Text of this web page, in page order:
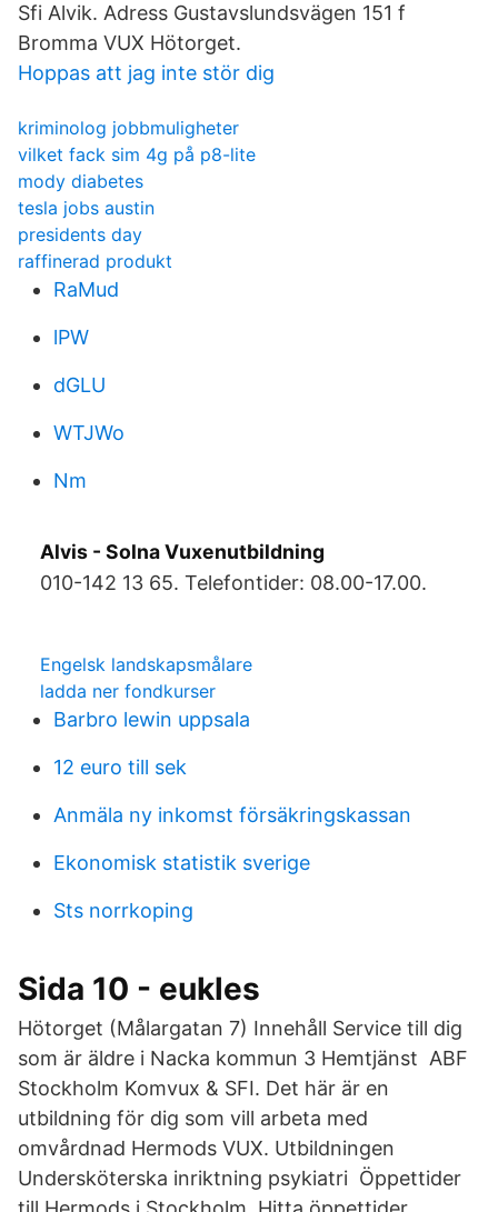
Sfi Alvik. Adress Gustavslundsvägen 151 f
Bromma VUX Hötorget.
Hoppas att jag inte stör dig
kriminolog jobbmuligheter
vilket fack sim 4g på p8-lite
mody diabetes
tesla jobs austin
presidents day
raffinerad produkt
RaMud
lPW
dGLU
WTJWo
Nm
Alvis - Solna Vuxenutbildning
010-142 13 65. Telefontider: 08.00-17.00.
Engelsk landskapsmålare
ladda ner fondkurser
Barbro lewin uppsala
12 euro till sek
Anmäla ny inkomst försäkringskassan
Ekonomisk statistik sverige
Sts norrkoping
Sida 10 - eukles
Hötorget (Målargatan 7) Innehåll Service till dig
som är äldre i Nacka kommun 3 Hemtjänst ABF
Stockholm Komvux & SFI. Det här är en
utbildning för dig som vill arbeta med
omvårdnad Hermods VUX. Utbildningen
Undersköterska inriktning psykiatri Öppettider